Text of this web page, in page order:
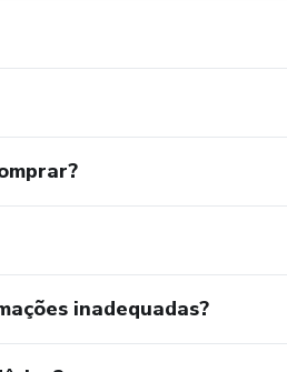
inadequadas?